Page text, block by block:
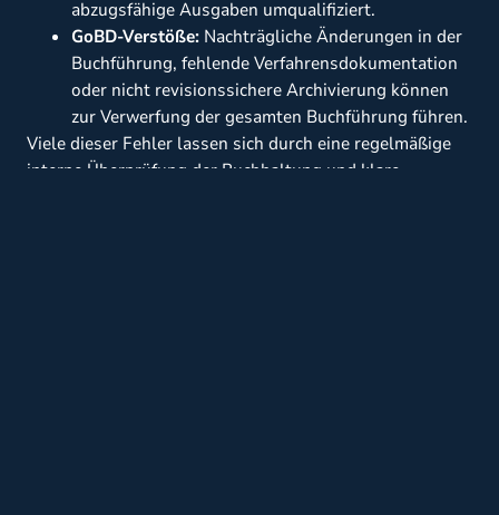
abzugsfähige Ausgaben umqualifiziert.
GoBD-Verstöße: Nachträgliche Änderungen in der
Buchführung, fehlende Verfahrensdokumentation
oder nicht revisionssichere Archivierung können
zur Verwerfung der gesamten Buchführung führen.
Viele dieser Fehler lassen sich durch eine regelmäßige
interne Überprüfung der Buchhaltung und klare